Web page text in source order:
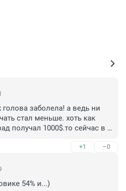
заболела! а ведь ни
стал меньше. хоть как
получал 1000$.то сейчас в
+1 –0
54% и...)